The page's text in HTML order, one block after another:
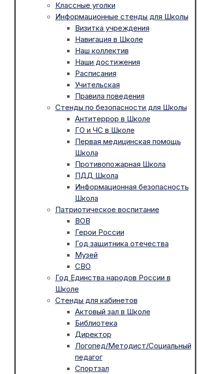
Классные уголки
Информационные стенды для Школы
Визитка учреждения
Навигация в Школе
Наш коллектив
Наши достижения
Расписания
Учительская
Правила поведения
Стенды по безопасности для Школы
Антитеррор в Школе
ГО и ЧС в Школе
Первая медицинская помощь
Школа
Противопожарная Школа
ПДД Школа
Информационная безопасность
Школа
Патриотическое воспитание
ВОВ
Герои России
Год защитника отечества
Музей
СВО
Год Единства народов России в
Школе
Стенды для кабинетов
Актовый зал в Школе
Библиотека
Директор
Логопед/Методист/Социальный
педагог
Спортзал